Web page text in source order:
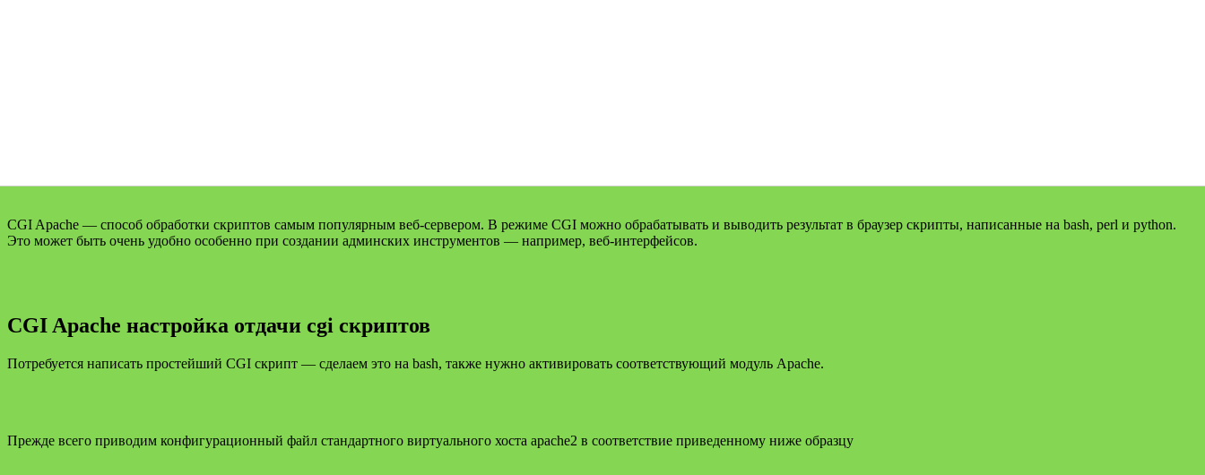
CGI Apache — способ обработки скриптов самым популярным веб-сервером. В режиме CGI можно обрабатывать и выводить результат в браузер скрипты, написанные на bash, perl и python.
Это может быть очень удобно особенно при создании админских инструментов — например, веб-интерфейсов.
CGI Apache настройка отдачи cgi скриптов
Потребуется написать простейший CGI скрипт — сделаем это на bash, также нужно активировать соответствующий модуль Apache.
Прежде всего приводим конфигурационный файл стандартного виртуального хоста apache2 в соответствие приведенному ниже образцу